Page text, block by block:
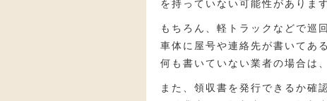
を持っていない可能性があります
もちろん、軽トラックなどで巡
車体に屋号や連絡先が書いてあ
何も書いていない業者の場合は
また、領収書を発行できるか確